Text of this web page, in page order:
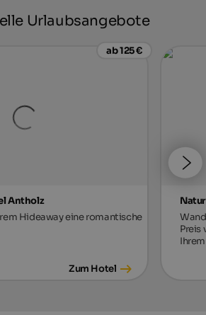
Urlaubsangebote
ab 125 €
Antholz
Hideaway eine romantische
Zum Hotel
Preis